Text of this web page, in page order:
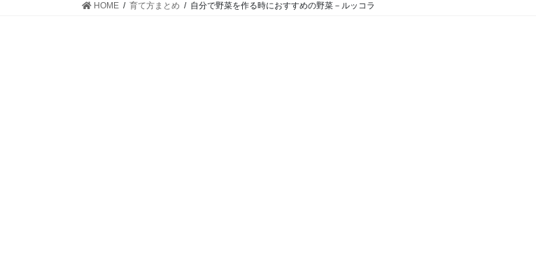
HOME 育て方まとめ 自分で野菜を作る時におすすめの野菜－ルッコラ